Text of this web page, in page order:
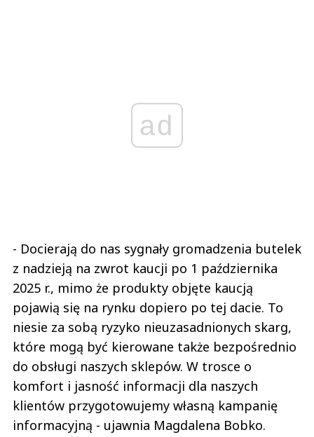
ad
- Docierają do nas sygnały gromadzenia butelek
z nadzieją na zwrot kaucji po 1 października
2025 r., mimo że produkty objęte kaucją
pojawią się na rynku dopiero po tej dacie. To
niesie za sobą ryzyko nieuzasadnionych skarg,
które mogą być kierowane także bezpośrednio
do obsługi naszych sklepów. W trosce o
komfort i jasność informacji dla naszych
klientów przygotowujemy własną kampanię
informacyjną - ujawnia Magdalena Bobko.